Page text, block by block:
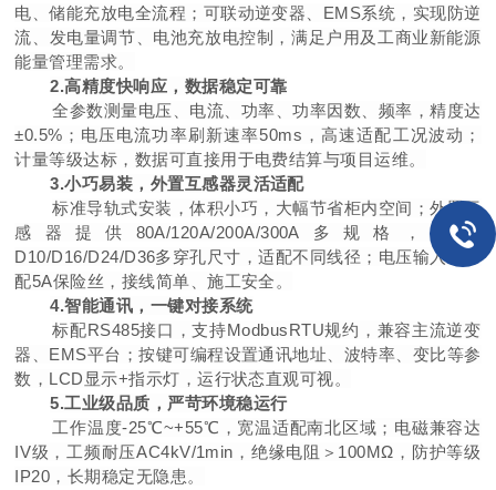
电、储能充放电全流程；可联动逆变器
EMS系统，实现防逆
流、发电量调节、电池充放电控制，满足户用及工商业新能源
能量管理需求。
2.高精度快响应，数据稳定可靠
全参数测量电压、电流、功率、功率因数、频率，精度达
±0.5% ；电压电流功率刷新速率50ms ，高速适配工况波动；
计量等级达标，数据可直接用于电费结算与项目运维。
3.小巧易装，外置互感器灵活适配
标准导轨式安装，体积小巧，大幅节省柜内空间；外置互
感器提供 80A/120A/200A/300A 多规格，搭配
D10/D16/D24/D36多穿孔尺寸，适配不同线径；电压输入端标
配5A保险丝，接线简单、施工安全。
4.智能通讯，一键对接系统
标配RS485接口，支持ModbusRTU规约，兼容主流逆变
器
EMS平台；按键可编程设置通讯地址、波特率、变比等参
数 ， LCD 显示+指示灯，运行状态直观可视。
5.工业级品质，严苛环境稳运行
工作温 度-25℃~+55℃ ，宽温适配南北区域；电磁兼容达
IV级，工频耐压AC4kV/1min ，绝缘电阻 ＞ 100MΩ ，防护等级
IP20 ，长期稳定无隐患。